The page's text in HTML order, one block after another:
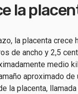
la
la placenta crece
de ancho y 2,5
medio
aproximado de
la placenta,